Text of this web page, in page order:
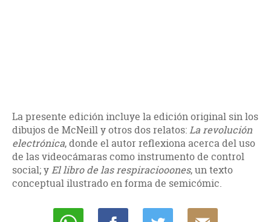
La presente edición incluye la edición original sin los
dibujos de McNeill y otros dos relatos:La revolución
electrónica, donde el autor reflexiona acerca del uso
de las videocámaras como instrumento de control
social; yEl libro de las respiraciooones, un texto
conceptual ilustrado en forma de semicómic.